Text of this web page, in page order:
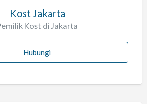
Kost Jakarta
Kost di Jakarta
Hubungi